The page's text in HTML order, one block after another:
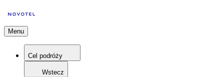
Menu
Cel podróży
Wstecz